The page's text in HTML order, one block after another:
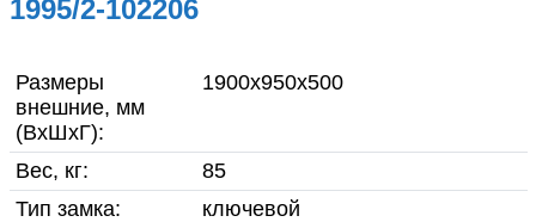
Инструкции по сборке
мебели
Фото готовой продукции
1995/2-102206
Размеры
внешние, мм
(ВхШхГ):
1900x950x500
Вес, кг:
85
Тип замка:
ключевой